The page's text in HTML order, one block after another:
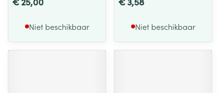
Niet beschikbaar Niet beschikbaar